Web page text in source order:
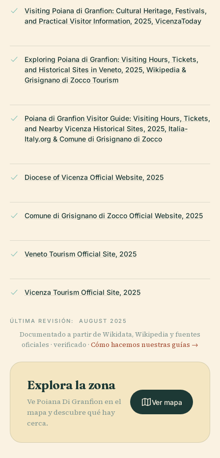
Visiting Poiana di Granfion: Cultural Heritage, Festivals,
and Practical Visitor Information, 2025, VicenzaToday
Exploring Poiana di Granfion: Visiting Hours, Tickets,
and Historical Sites in Veneto, 2025, Wikipedia &
Grisignano di Zocco Tourism
Poiana di Granfion Visitor Guide: Visiting Hours, Tickets,
and Nearby Vicenza Historical Sites, 2025, Italia-
Italy.org & Comune di Grisignano di Zocco
Diocese of Vicenza Official Website, 2025
Comune di Grisignano di Zocco Official Website, 2025
Veneto Tourism Official Site, 2025
Vicenza Tourism Official Site, 2025
ÚLTIMA REVISIÓN: AUGUST 2025
Documentado a partir de Wikidata, Wikipedia y fuentes
oficiales · verificado · Cómo hacemos nuestras guías →
Explora la zona
Ve Poiana Di Granfion en el
mapa y descubre qué hay
cerca.
Ver mapa